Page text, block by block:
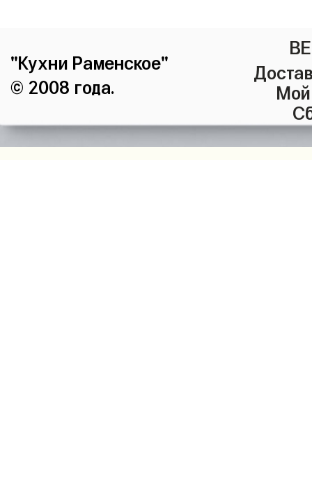
"Кухни Раменское"
© 2008 года.